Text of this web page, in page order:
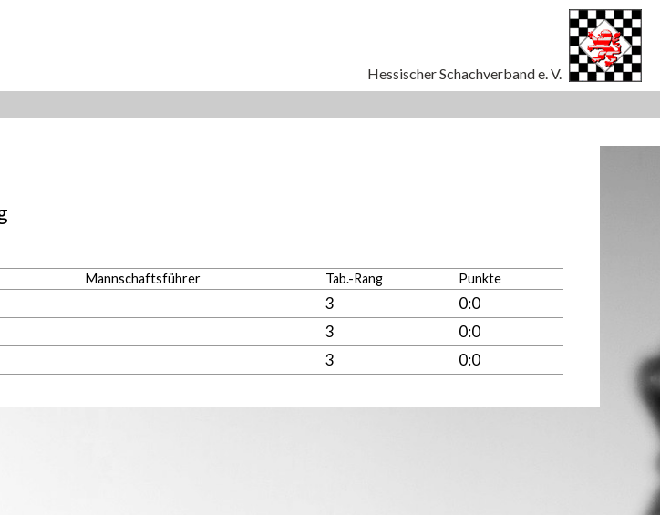
Mannschaftsführer Tab.-Rang Punkte
3
0:0
3
0:0
3 0:0